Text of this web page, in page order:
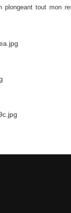
plongeant tout mon